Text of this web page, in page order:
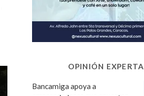
OPINIÓN EXPERTA
Bancamiga apoya a